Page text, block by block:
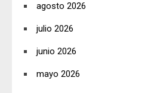
agosto 2026
julio 2026
junio 2026
mayo 2026